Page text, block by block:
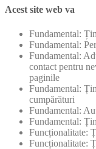
Acest site web va
Fundamental:
Fundamental:
Fundamental:
contact pentru
paginile
Fundamental:
cumpărături
Fundamental:
Fundamental:
Funcționalitate:
Funcționalitate: